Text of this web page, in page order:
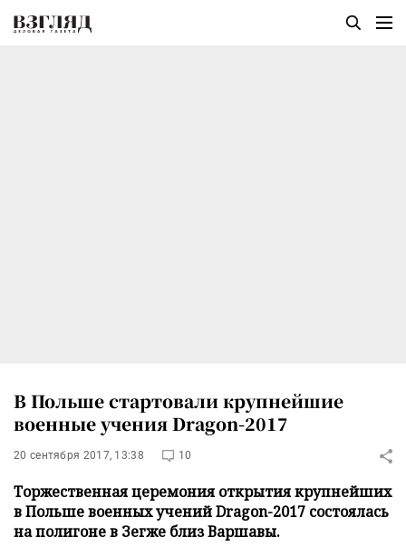
В Польше стартовали крупнейшие
военные учения Dragon-2017
20 сентября 2017, 13:38 10
Торжественная церемония открытия крупнейших
в Польше военных учений Dragon-2017 состоялась
на полигоне в Зегже близ Варшавы.